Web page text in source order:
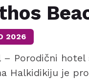
2026
– Porodični
Halkidikiju je